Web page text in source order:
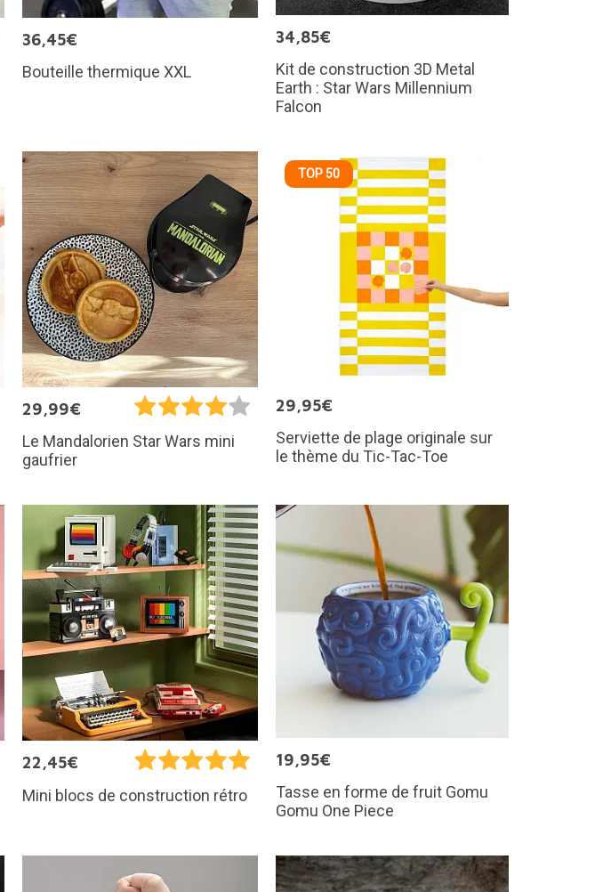
36,45€
Bouteille thermique XXL
34,85€
Kit de construction 3D Metal
Earth : Star Wars Millennium
Falcon
29,99€
Le Mandalorien Star Wars mini
gaufrier
TOP 50
29,95€
Serviette de plage originale sur
le thème du Tic-Tac-Toe
22,45€
Mini blocs de construction rétro
19,95€
Tasse en forme de fruit Gomu
Gomu One Piece